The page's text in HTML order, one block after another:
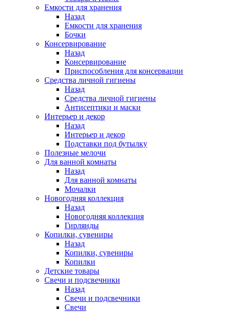
Емкости для хранения
Назад
Емкости для хранения
Бочки
Консервирование
Назад
Консервирование
Приспособления для консервации
Средства личной гигиены
Назад
Средства личной гигиены
Антисептики и маски
Интерьер и декор
Назад
Интерьер и декор
Подставки под бутылку
Полезные мелочи
Для ванной комнаты
Назад
Для ванной комнаты
Мочалки
Новогодняя коллекция
Назад
Новогодняя коллекция
Гирлянды
Копилки, сувениры
Назад
Копилки, сувениры
Копилки
Детские товары
Свечи и подсвечники
Назад
Свечи и подсвечники
Свечи